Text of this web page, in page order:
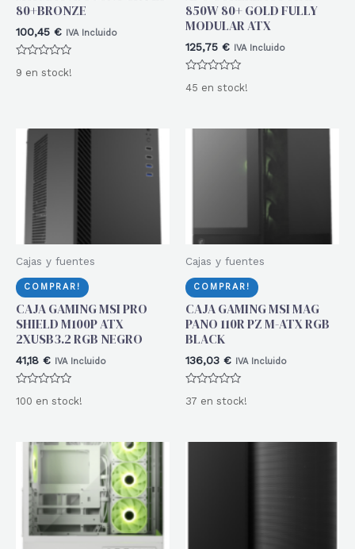
80+BRONZE
100,45 € IVA Incluido
con
9 en stock!
850W 80+ GOLD FULLY
MODULAR ATX
125,75 € IVA Incluido
con
45 en stock!
Cajas y fuentes
COMPRAR!
CAJA GAMING MSI PRO
SHIELD M100P ATX
2XUSB3.2 RGB NEGRO
41,18 € IVA Incluido
con
100 en stock!
Cajas y fuentes
COMPRAR!
CAJA GAMING MSI MAG
PANO 110R PZ M-ATX RGB
BLACK
136,03 € IVA Incluido
con
37 en stock!